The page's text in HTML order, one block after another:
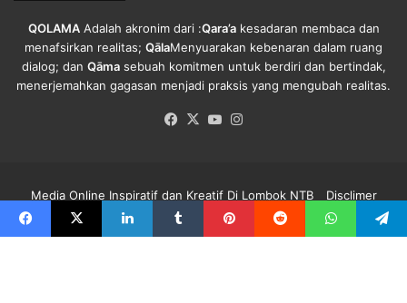
QOLAMAAdalah akronim dari :Qara’akesadaran membaca dan
menafsirkan realitas; QālaMenyuarakan kebenaran dalam ruang
dialog; dan Qāmasebuah komitmen untuk berdiri dan bertindak,
menerjemahkan gagasan menjadi praksis yang mengubah realitas.
Facebook
X YouTube
Media Online Inspiratif dan Kreatif Di Lombok NTB
Disclimer
Redaksi Qolama
Kode Etik Pedoman Media Siber Info Iklan
FacebookX LinkedIn Tumblr PinterestReddit WhatsAppTelegram